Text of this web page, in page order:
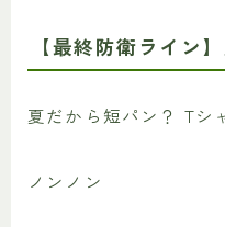
【最終防衛ライン
夏だから短パン？ Tシ
ノンノン